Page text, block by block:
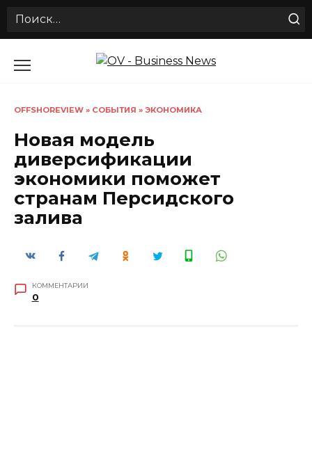
Search
OFFSHOREVIEW » СОБЫТИЯ » ЭКОНОМИКА
Новая модель
диверсификации
экономики поможет
странам Персидского
залива
КОММЕНТАРИИ
0